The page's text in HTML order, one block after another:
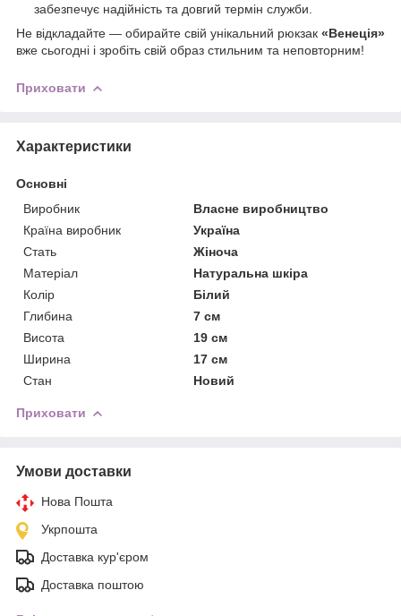
забезпечує надійність та довгий термін служби.
Не відкладайте — обирайте свій унікальний рюкзак «Венеція»
вже сьогодні і зробіть свій образ стильним та неповторним!
Приховати
Характеристики
Основні
Виробник
Власне виробництво
Країна виробник
Україна
Стать
Жіноча
Матеріал
Натуральна шкіра
Колір
Білий
Глибина
7 см
Висота
19 см
Ширина
17 см
Стан
Новий
Приховати
Умови доставки
Нова Пошта
Укрпошта
Доставка кур'єром
Доставка поштою